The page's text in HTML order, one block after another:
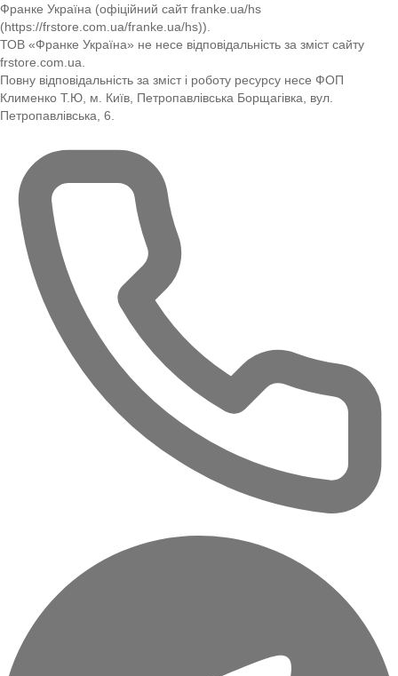
Франке Україна (офіційний сайт franke.ua/hs
(https://frstore.com.ua/franke.ua/hs)).
ТОВ «Франке Україна» не несе відповідальність за зміст сайту
frstore.com.ua.
Повну відповідальність за зміст і роботу ресурсу несе ФОП
Клименко Т.Ю, м. Київ, Петропавлівська Борщагівка, вул.
Петропавлівська, 6.